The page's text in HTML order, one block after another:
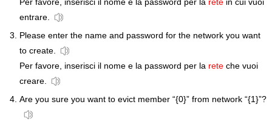
Per favore, inserisci il nome e la password per la rete in cui vuoi
entrare.
Please enter the name and password for the network you want
to create.
Per favore, inserisci il nome e la password per la rete che vuoi
creare.
Are you sure you want to evict member “{0}” from network “{1}”?